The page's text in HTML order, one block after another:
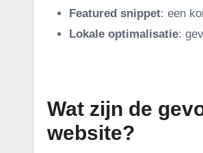
Featured snippet: een
Lokale optimalisatie:
Wat zijn de
website?